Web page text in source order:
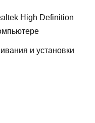
High Definition
и установки